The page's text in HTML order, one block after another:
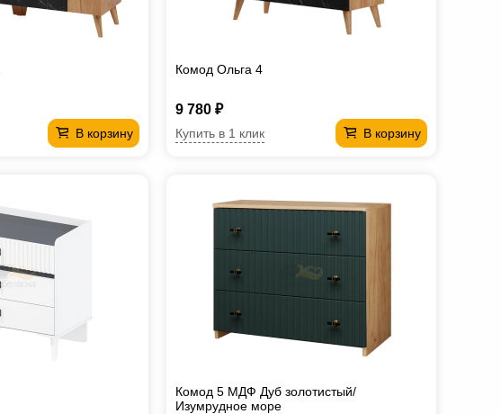
В корзину
Комод Ольга 4
9 780 ₽
В корзину
Купить в 1 клик
Комод 5 МДФ Дуб золотистый/
Изумрудное море